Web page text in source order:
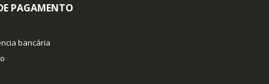
PAGAMENTO
bancária